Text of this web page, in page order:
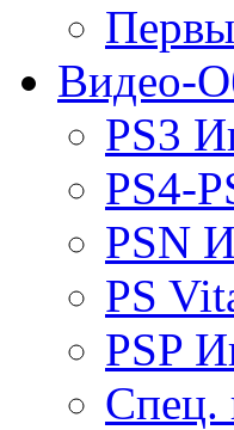
Видео-
PS3
PS4-
PSN
PS
PSP
Спец.